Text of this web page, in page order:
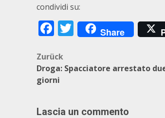
condividi su:
Facebook
Twitter
Share
Beitragsnavigation
Zurück
Droga: Spacciatore arrestato
giorni
Lascia un commento